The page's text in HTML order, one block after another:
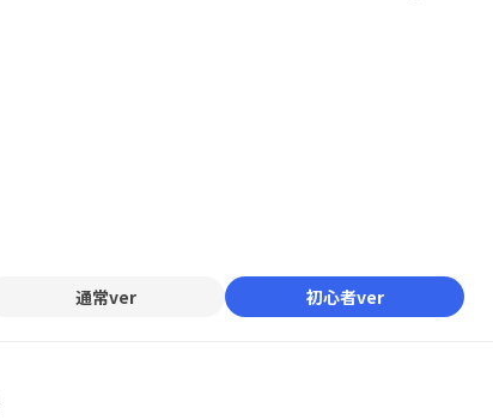
通常ver 初心者ver